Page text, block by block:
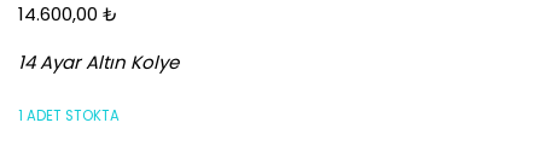
14.600,00 ₺
14 Ayar Altın Kolye
1 ADET STOKTA